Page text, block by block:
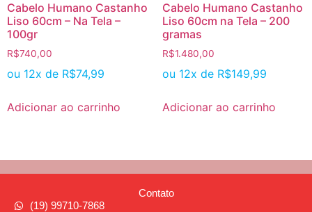
Cabelo Humano Castanho
Liso 60cm – Na Tela –
100gr
R$740,00
ou 12x de R$74,99
Adicionar ao carrinho
Cabelo Humano Castanho
Liso 60cm na Tela – 200
gramas
R$1.480,00
ou 12x de R$149,99
Adicionar ao carrinho
Contato
(19) 99710-7868